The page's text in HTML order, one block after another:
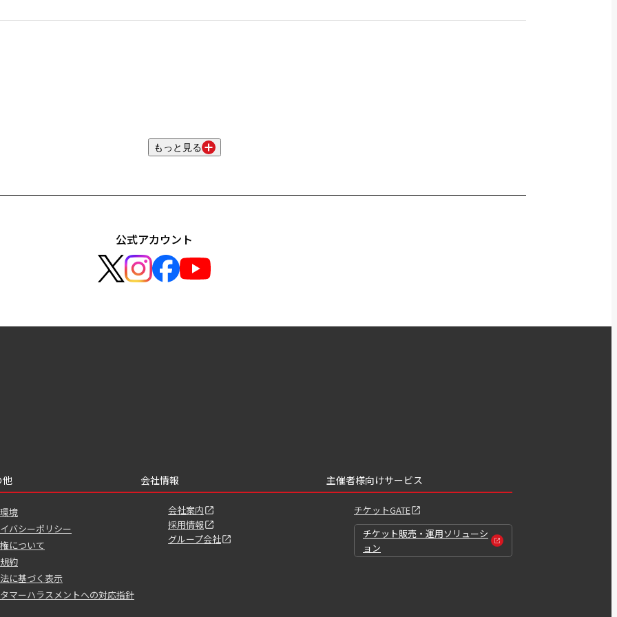
もっと見る
公式アカウント
他
境
バシーポリシー
について
約
に基づく表示
マーハラスメントへの対応指針
会社情報
会社案内
採用情報
グループ会社
主催者様向けサービス
チケットGATE
チケット販売・運用ソリューシ
ョン